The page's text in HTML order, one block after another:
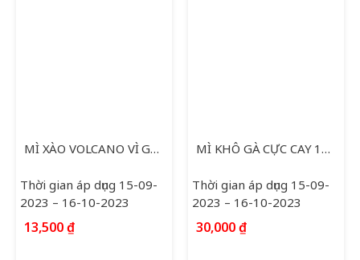
MÌ XÀO VOLCANO VÌ GÀ PHÔ MAI 118G
Thời gian áp dụng 15-09-
2023 – 16-10-2023
13,500₫
MÌ KHÔ GÀ CỰC CAY 140G
Thời gian áp dụng 15-09-
2023 – 16-10-2023
30,000₫